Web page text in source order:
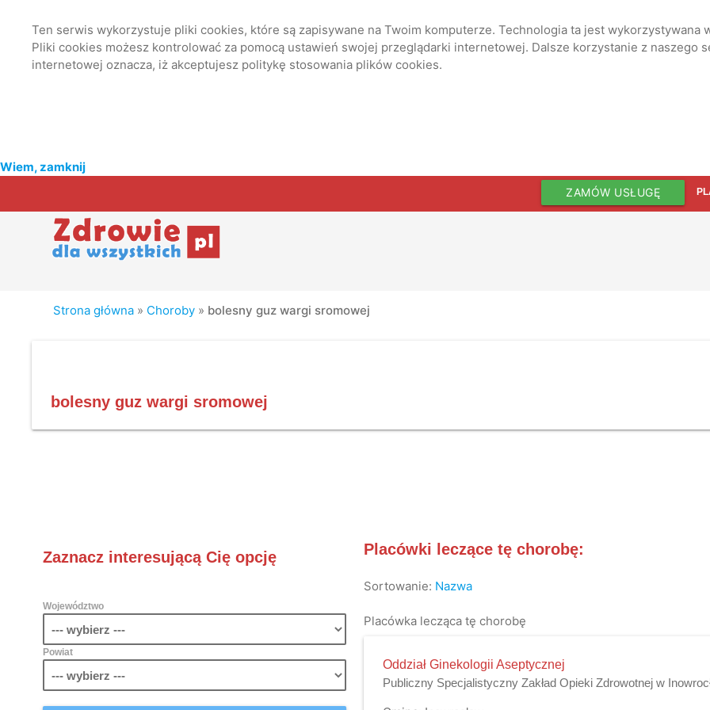
Ten serwis wykorzystuje pliki cookies, które są zapisywane na Twoim komputerze. Technologia ta jest
Pliki cookies możesz kontrolować za pomocą ustawień swojej przeglądarki internetowej. Dalsze korzystanie z naszego
internetowej oznacza, iż akceptujesz politykę stosowania plików cookies.
Wiem, zamknij
ZAMÓW USŁUGĘ
Strona główna » Choroby » bolesny guz wargi sromowej
bolesny guz wargi sromowej
Zaznacz interesującą Cię opcję
Województwo
Powiat
Placówki leczące tę chorobę:
Sortowanie: Nazwa
Placówka lecząca tę chorobę
Oddział Ginekologii Aseptycznej
Publiczny Specjalistyczny Zakład Opieki Zdrowotnej w